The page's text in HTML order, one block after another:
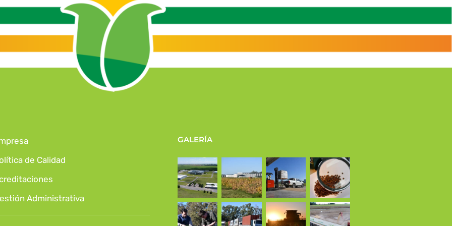
de Calidad
Administrativa
GALERÍA